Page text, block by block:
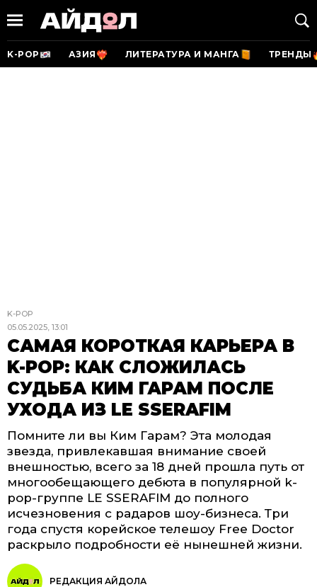
K-POP АЗИЯ ЛИТЕРАТУРА И МАНГА ТРЕНДЫ
K-POP
05.05.2025, 13:01
САМАЯ КОРОТКАЯ КАРЬЕРА В
K-POP: КАК СЛОЖИЛАСЬ
СУДЬБА КИМ ГАРАМ ПОСЛЕ
УХОДА ИЗ LE SSERAFIM
Помните ли вы Ким Гарам? Эта молодая
звезда, привлекавшая внимание своей
внешностью, всего за 18 дней прошла путь от
многообещающего дебюта в популярной k-
pop-группе LE SSERAFIM до полного
исчезновения с радаров шоу-бизнеса. Три
года спустя корейское телешоу Free Doctor
раскрыло подробности её нынешней жизни.
РЕДАКЦИЯ АЙДОЛА